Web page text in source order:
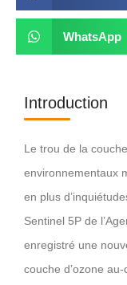
WhatsApp
Introduction
Le trou de la
environnementaux
en plus
Sentinel 5P de
enregistré une
couche d’ozone